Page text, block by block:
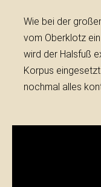
Wie bei der
vom Oberklotz
wird der Halsfuß
Korpus
nochmal alles